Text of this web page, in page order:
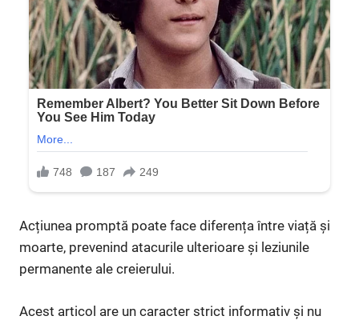
Acțiunea promptă poate face diferența între viață și
moarte, prevenind atacurile ulterioare și leziunile
permanente ale creierului.
Acest articol are un caracter strict informativ și nu